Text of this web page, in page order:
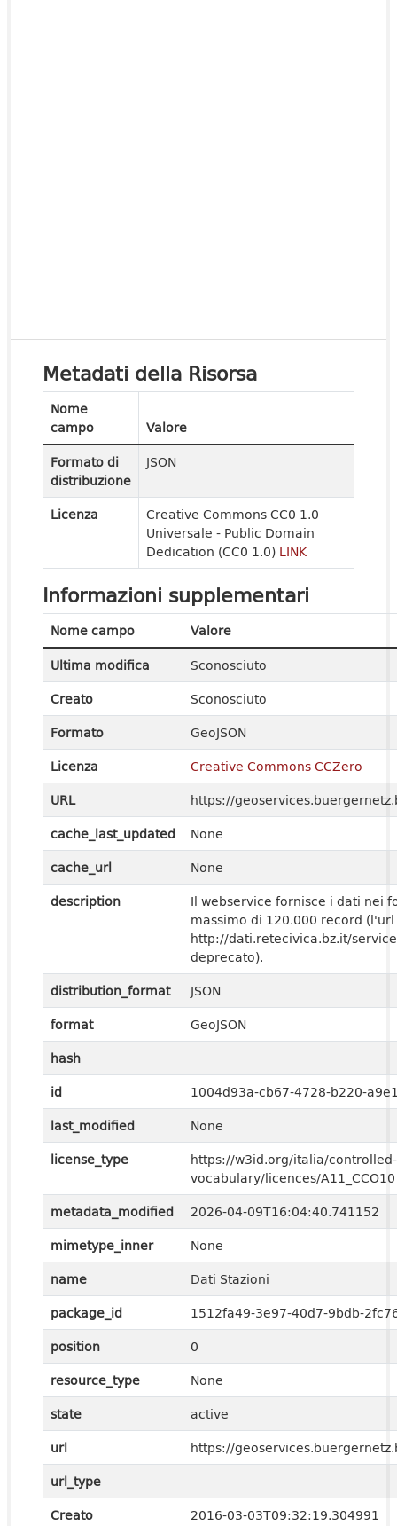
Metadati della Risorsa
Nome
campo
Valore
Formato di
distribuzione
JSON
Licenza
Creative Commons CC0 1.0
Universale - Public Domain
Dedication (CC0 1.0) LINK
Informazioni supplementari
Nome campo
Valore
Ultima modifica
Sconosciuto
Creato
Sconosciuto
Formato
GeoJSON
Licenza
Creative Commons CCZero
URL
https://
cache_last_updated
None
cache_url
None
description
Il webservice fornisce i dati nei
massimo di 120.000 record (l'url
http://dati.retecivica.bz.it/
deprecato).
distribution_format
JSON
format
GeoJSON
hash
id
1004d93a-cb67-4728-b220-
last_modified
None
license_type
https://w3id.org/italia/controlled-
vocabulary/licences/A11_CCO10
metadata_modified
2026-04-09T16:04:40.741152
mimetype_inner
None
name
Dati Stazioni
package_id
1512fa49-3e97-40d7-9bdb-
position
0
resource_type
None
state
active
url
https://
url_type
Creato
2016-03-03T09:32:19.304991